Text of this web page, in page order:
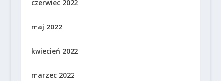
czerwiec 2022
maj 2022
kwiecień 2022
marzec 2022